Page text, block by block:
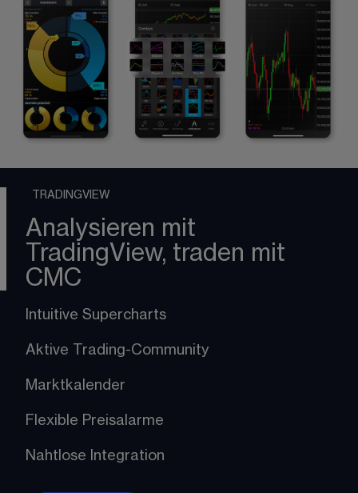
TRADINGVIEW
Analysieren mit
TradingView, traden mit
CMC
Intuitive Supercharts
Aktive Trading-Community
Marktkalender
Flexible Preisalarme
Nahtlose Integration